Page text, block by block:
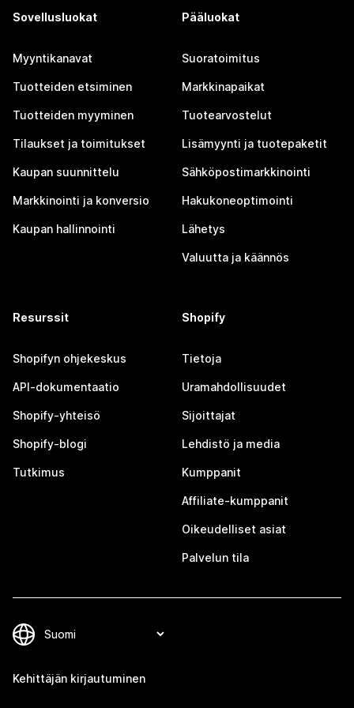
Sovellusluokat
Myyntikanavat
Tuotteiden etsiminen
Tuotteiden myyminen
Tilaukset ja toimitukset
Kaupan suunnittelu
Markkinointi ja konversio
Kaupan hallinnointi
Pääluokat
Suoratoimitus
Markkinapaikat
Tuotearvostelut
Lisämyynti ja tuotepaketit
Sähköpostimarkkinointi
Hakukoneoptimointi
Lähetys
Valuutta ja käännös
Resurssit
Shopifyn ohjekeskus
API-dokumentaatio
Shopify-yhteisö
Shopify-blogi
Tutkimus
Shopify
Tietoja
Uramahdollisuudet
Sijoittajat
Lehdistö ja media
Kumppanit
Affiliate-kumppanit
Oikeudelliset asiat
Palvelun tila
Kehittäjän kirjautuminen